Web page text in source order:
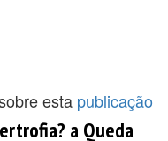
esta publicação
a Queda